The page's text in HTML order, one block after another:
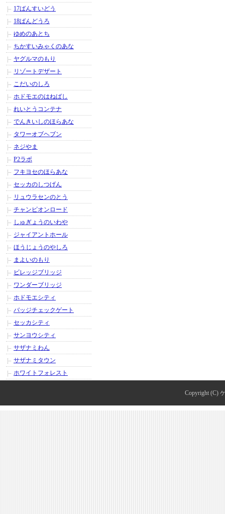
17ばんすいどう
18ばんどうろ
ゆめのあとち
ちかすいみゃくのあな
ヤグルマのもり
リゾートデザート
こだいのしろ
ホドモエのはねばし
れいとうコンテナ
でんきいしのほらあな
タワーオブヘブン
ネジやま
P2ラボ
フキヨセのほらあな
セッカのしつげん
リュウラセンのとう
チャンピオンロード
しゅぎょうのいわや
ジャイアントホール
ほうじょうのやしろ
まよいのもり
ビレッジブリッジ
ワンダーブリッジ
ホドモエシティ
バッジチェックゲート
セッカシティ
サンヨウシティ
サザナミわん
サザナミタウン
ホワイトフォレスト
Copyright (C)